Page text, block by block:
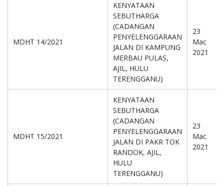
MDHT 14/2021
KENYATAAN
SEBUTHARGA
(CADANGAN
PENYELENGGARAAN
JALAN DI KAMPUNG
MERBAU PULAS,
AJIL, HULU
TERENGGANU)
23
Mac
2021
MDHT 15/2021
KENYATAAN
SEBUTHARGA
(CADANGAN
PENYELENGGARAAN
JALAN DI PAKR TOK
RANDOK, AJIL,
HULU
TERENGGANU)
23
Mac
2021